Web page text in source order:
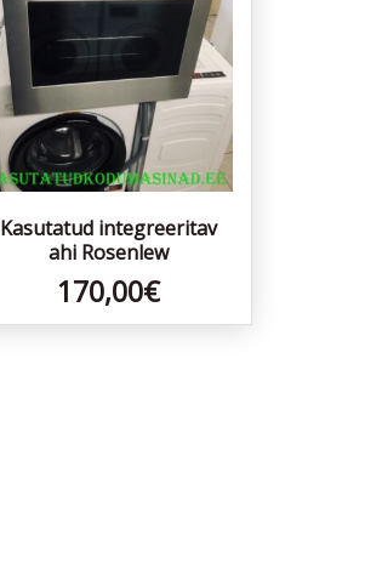
Kasutatud integreeritav
ahi Rosenlew
170,00€